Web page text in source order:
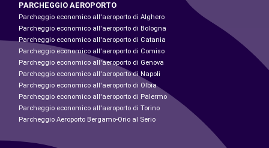
PARCHEGGIO AEROPORTO
Parcheggio economico all'aeroporto di Alghero
Parcheggio economico all'aeroporto di Bologna
Parcheggio economico all'aeroporto di Catania
Parcheggio economico all'aeroporto di Comiso
Parcheggio economico all'aeroporto di Genova
Parcheggio economico all'aeroporto di Napoli
Parcheggio economico all'aeroporto di Olbia
Parcheggio economico all'aeroporto di Palermo
Parcheggio economico all'aeroporto di Torino
Parcheggio Aeroporto Bergamo-Orio al Serio